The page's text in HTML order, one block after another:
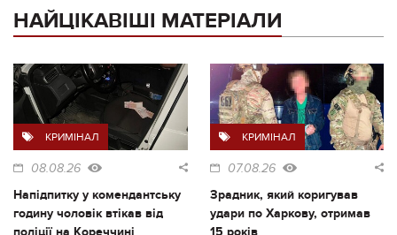
НАЙЦІКАВІШІ МАТЕРІАЛИ
КРИМІНАЛ
08.08.26
Напідпитку у комендантську
годину чоловік втікав від
КРИМІНАЛ
07.08.26
Зрадник, який коригував
удари по Харкову, отримав